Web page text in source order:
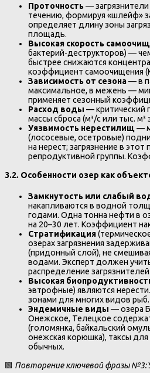
Проточность —
течению, формируя «шлейф»
определяет длину зоны
площадь.
Высокая скорость
бактерий-деструкторов) —
быстрее снижаются
коэффициент самоочищения
Зависимость от сезона— в
максимальное, в межень —
применяет сезонный
Расход воды — критический
массы сброса (м³/с или тыс. м³
Уязвимость нерестилищ—
(лососевые, осетровые)
на нерест; загрязнение в
репродуктивной группы.
3.2. Особенности озер как
Замкнутость или слабый
накапливаются в водной
годами. Одна тонна нефти в
на 20–30 лет. Коэффициент
Стратификация
озерах загрязнения
(придонный слой), не
водами. Эксперт должен
распределение загрязнителей.
Высокая
эвтрофные) являются
зонами для многих видов рыб.
Эндемичные виды — озера
Онежское, Телецкое
(голомянка, байкальский
онежская корюшка), таксы
обычных.
🟩 Повторение ключевой фразы №3: